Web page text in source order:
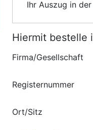
Ihr Auszug in der
Hiermit bestelle
Firma/Gesellschaft
Registernummer
Ort/Sitz